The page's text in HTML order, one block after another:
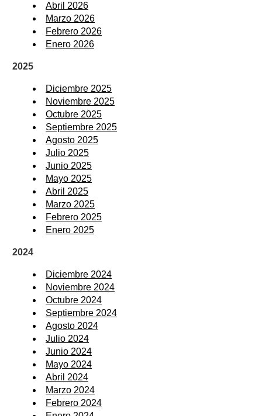
Abril 2026
Marzo 2026
Febrero 2026
Enero 2026
2025
Diciembre 2025
Noviembre 2025
Octubre 2025
Septiembre 2025
Agosto 2025
Julio 2025
Junio 2025
Mayo 2025
Abril 2025
Marzo 2025
Febrero 2025
Enero 2025
2024
Diciembre 2024
Noviembre 2024
Octubre 2024
Septiembre 2024
Agosto 2024
Julio 2024
Junio 2024
Mayo 2024
Abril 2024
Marzo 2024
Febrero 2024